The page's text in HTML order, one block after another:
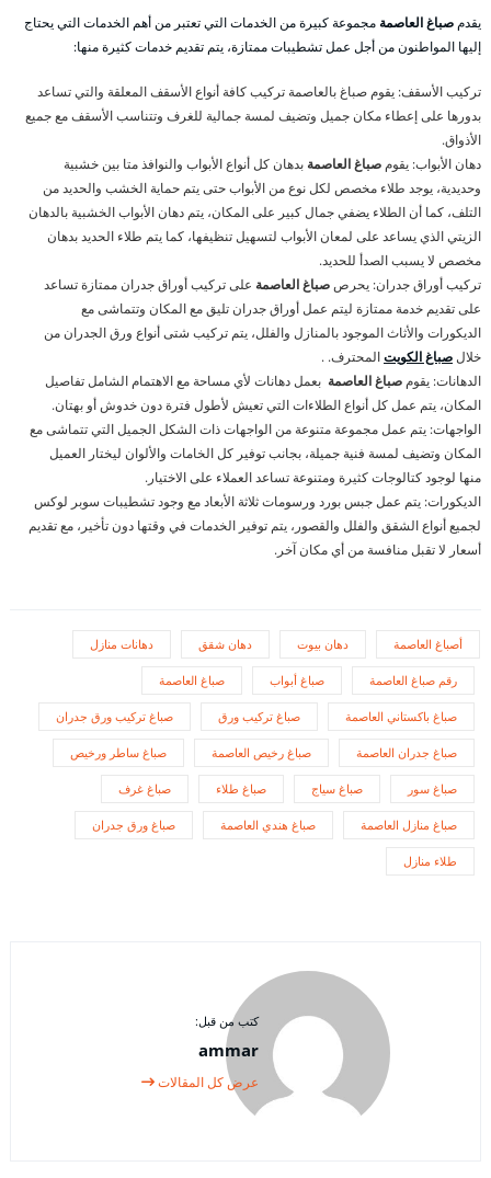
يقدم صباغ العاصمة مجموعة كبيرة من الخدمات التي تعتبر من أهم الخدمات التي يحتاج
إليها المواطنون من أجل عمل تشطيبات ممتازة، يتم تقديم خدمات كثيرة منها:
تركيب الأسقف: يقوم صباغ بالعاصمة تركيب كافة أنواع الأسقف المعلقة والتي تساعد
بدورها على إعطاء مكان جميل وتضيف لمسة جمالية للغرف وتتناسب الأسقف مع جميع
الأذواق.
دهان الأبواب: يقوم صباغ العاصمة بدهان كل أنواع الأبواب والنوافذ متا بين خشبية
وحديدية، يوجد طلاء مخصص لكل نوع من الأبواب حتى يتم حماية الخشب والحديد من
التلف، كما أن الطلاء يضفي جمال كبير على المكان، يتم دهان الأبواب الخشبية بالدهان
الزيتي الذي يساعد على لمعان الأبواب لتسهيل تنظيفها، كما يتم طلاء الحديد بدهان
مخصص لا يسبب الصدأ للحديد.
تركيب أوراق جدران: يحرصصباغ العاصمة على تركيب أوراق جدران ممتازة تساعد
على تقديم خدمة ممتازة ليتم عمل أوراق جدران تليق مع المكان وتتماشى مع
الديكورات والأثاث الموجود بالمنازل والفلل، يتم تركيب شتى أنواع ورق الجدران من
خلالصباغ الكويتالمحترف. .
الدهانات: يقوم صباغ العاصمة بعمل دهانات لأي مساحة مع الاهتمام الشامل تفاصيل
المكان، يتم عمل كل أنواع الطلاءات التي تعيش لأطول فترة دون خدوش أو بهتان.
الواجهات: يتم عمل مجموعة متنوعة من الواجهات ذات الشكل الجميل التي تتماشى مع
المكان وتضيف لمسة فنية جميلة، بجانب توفير كل الخامات والألوان ليختار العميل
منها لوجود كتالوجات كثيرة ومتنوعة تساعد العملاء على الاختيار.
الديكورات: يتم عمل جبس بورد ورسومات ثلاثة الأبعاد مع وجود تشطيبات سوبر لوكس
لجميع أنواع الشقق والفلل والقصور، يتم توفير الخدمات في وقتها دون تأخير، مع تقديم
أسعار لا تقبل منافسة من أي مكان آخر.
أصباغ العاصمة دهان بيوت دهان شقق دهانات منازل
رقم صباغ العاصمة صباغ أبواب صباغ العاصمة
صباغ باكستاني العاصمة صباغ تركيب ورق صباغ تركيب ورق جدران
صباغ جدران العاصمة صباغ رخيص العاصمة صباغ ساطر ورخيص
صباغ سور صباغ سياج صباغ طلاء صباغ غرف
صباغ منازل العاصمة صباغ هندي العاصمة صباغ ورق جدران
طلاء منازل
كتب من قبل:
ammar
عرض كل المقالات